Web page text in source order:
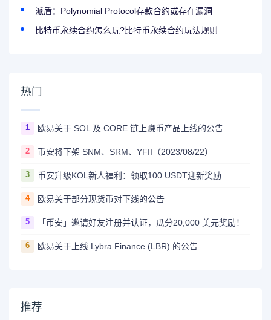
派盾：Polynomial Protocol存款合约或存在漏洞
比特币永续合约怎么玩?比特币永续合约玩法规则
热门
1 欧易关于 SOL 及 CORE 链上赚币产品上线的公告
2 币安将下架 SNM、SRM、YFII（2023/08/22）
3 币安升级KOL新人福利：领取100 USDT迎新奖励
4 欧易关于部分现货币对下线的公告
5 「币安」邀请好友注册并认证，瓜分20,000 美元奖励！
6 欧易关于上线 Lybra Finance (LBR) 的公告
推荐